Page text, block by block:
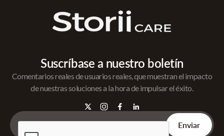
Suscríbase a nuestro boletín
Comentarios reales de usuarios reales, que muestran el impacto
de nuestras soluciones a la hora de impulsar el éxito.